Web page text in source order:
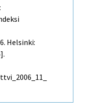
Helsinki: